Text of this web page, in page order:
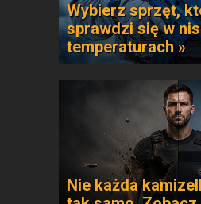
Wybierz sprzęt,
sprawdzi się w
temperaturach »
Nie każda